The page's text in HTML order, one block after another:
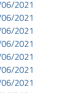
2021
2021
2021
2021
2021
2021
2021